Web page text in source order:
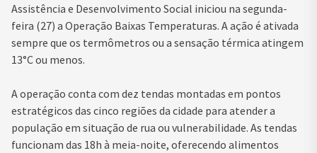
Assistência e Desenvolvimento Social iniciou na segunda-
feira (27) a Operação Baixas Temperaturas. A ação é ativada
sempre que os termômetros ou a sensação térmica atingem
13°C ou menos.
A operação conta com dez tendas montadas em pontos
estratégicos das cinco regiões da cidade para atender a
população em situação de rua ou vulnerabilidade. As tendas
funcionam das 18h à meia-noite, oferecendo alimentos